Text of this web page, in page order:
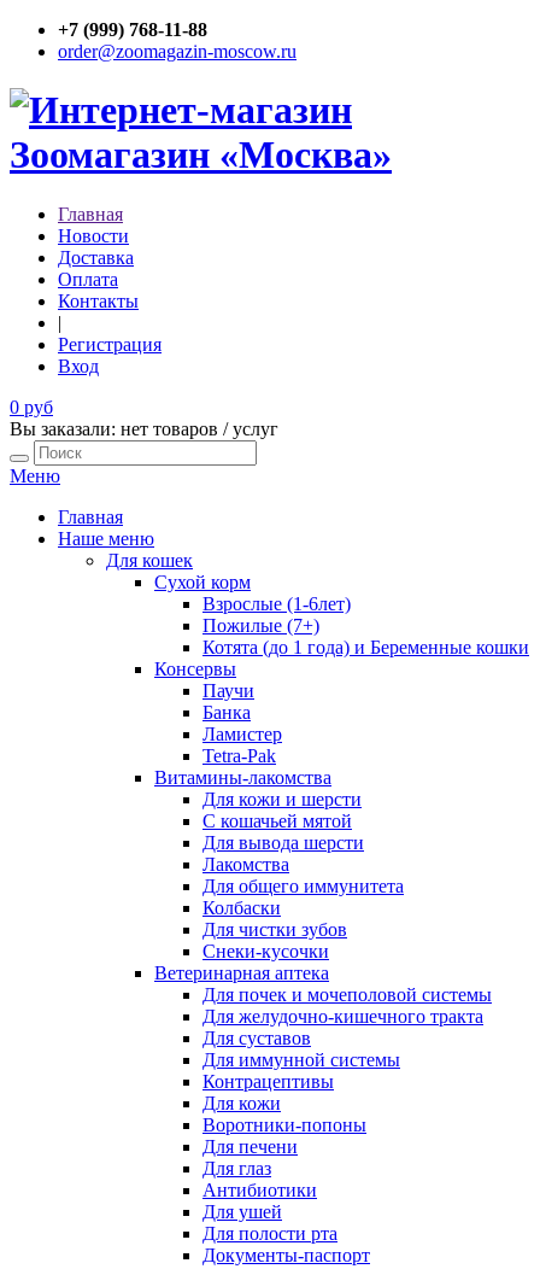
+7 (999) 768-11-88
order@zoomagazin-moscow.ru
Главная
Новости
Доставка
Оплата
Контакты
|
Регистрация
Вход
0 руб
Вы заказали: нет товаров / услуг
Меню
Главная
Наше меню
Для кошек
Сухой корм
Взрослые (1-6лет)
Пожилые (7+)
Котята (до 1 года) и Беременные кошки
Консервы
Паучи
Банка
Ламистер
Tetra-Pak
Витамины-лакомства
Для кожи и шерсти
С кошачьей мятой
Для вывода шерсти
Лакомства
Для общего иммунитета
Колбаски
Для чистки зубов
Снеки-кусочки
Ветеринарная аптека
Для почек и мочеполовой системы
Для желудочно-кишечного тракта
Для суставов
Для иммунной системы
Контрацептивы
Для кожи
Воротники-попоны
Для печени
Для глаз
Антибиотики
Для ушей
Для полости рта
Документы-паспорт